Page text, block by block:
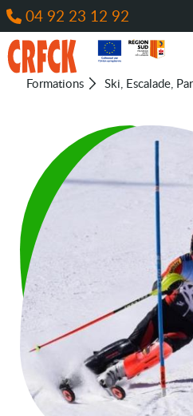
04 92 23 12 92
Formations Ski, Escalade,